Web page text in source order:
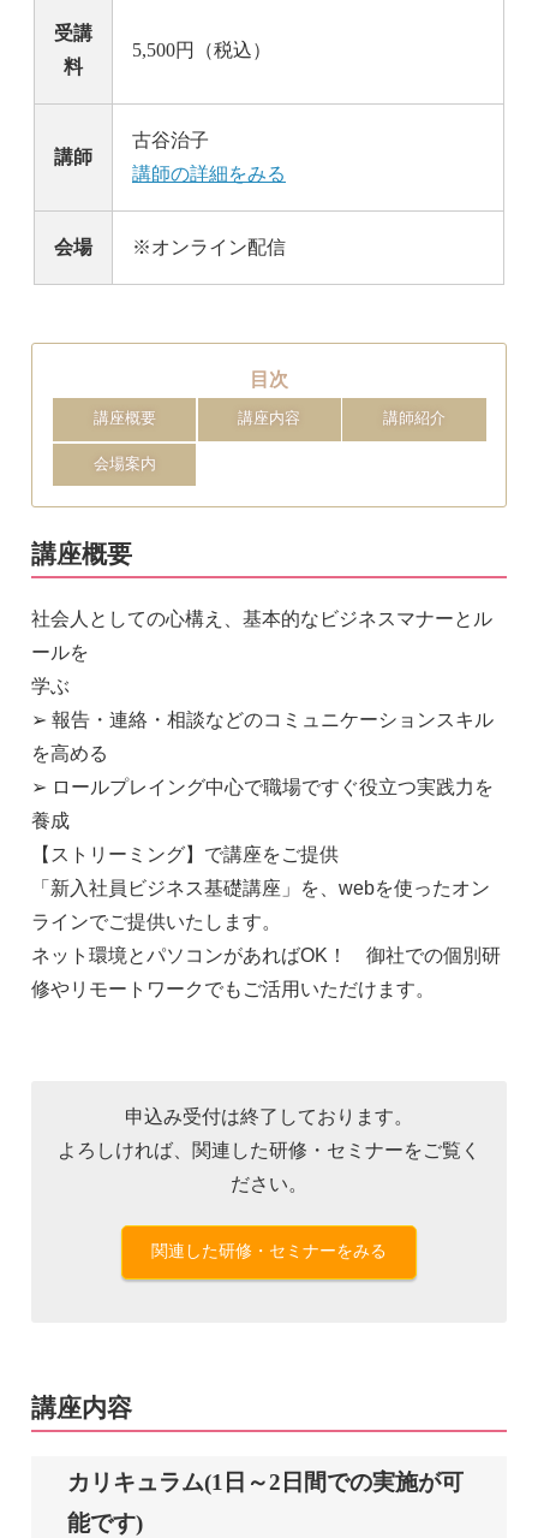
受講
料
5,500円（税込）
講師
古谷治子
講師の詳細をみる
会場 ※オンライン配信
目次
講座概要 講座内容 講師紹介
会場案内
講座概要
社会人としての心構え、基本的なビジネスマナーとル
ールを
学ぶ
➢ 報告・連絡・相談などのコミュニケーションスキル
を高める
➢ ロールプレイング中心で職場ですぐ役立つ実践力を
養成
【ストリーミング】で講座をご提供
「新入社員ビジネス基礎講座」を、webを使ったオン
ラインでご提供いたします。
ネット環境とパソコンがあればOK！ 御社での個別研
修やリモートワークでもご活用いただけます。
申込み受付は終了しております。
よろしければ、関連した研修・セミナーをご覧く
ださい。
関連した研修・セミナーをみる
講座内容
カリキュラム(1日～2日間での実施が可
能です)